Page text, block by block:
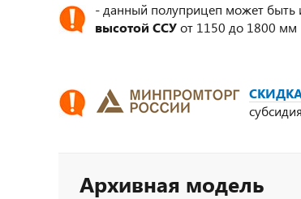
- данный полуприцеп может быть
высотой ССУот 1150 до 1800 мм
Архивная модель